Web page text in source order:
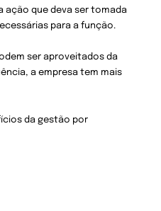
ação que deva ser tomada
para a função.
ser aproveitados da
a empresa tem mais
da gestão por